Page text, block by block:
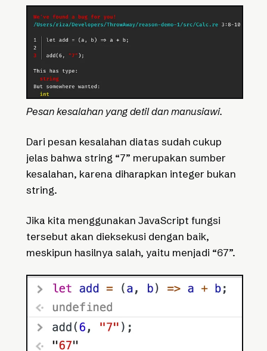
Pesan kesalahan yang detil dan manusiawi.
Dari pesan kesalahan diatas sudah cukup
jelas bahwa string “7” merupakan sumber
kesalahan, karena diharapkan integer bukan
string.
Jika kita menggunakan JavaScript fungsi
tersebut akan dieksekusi dengan baik,
meskipun hasilnya salah, yaitu menjadi “67”.